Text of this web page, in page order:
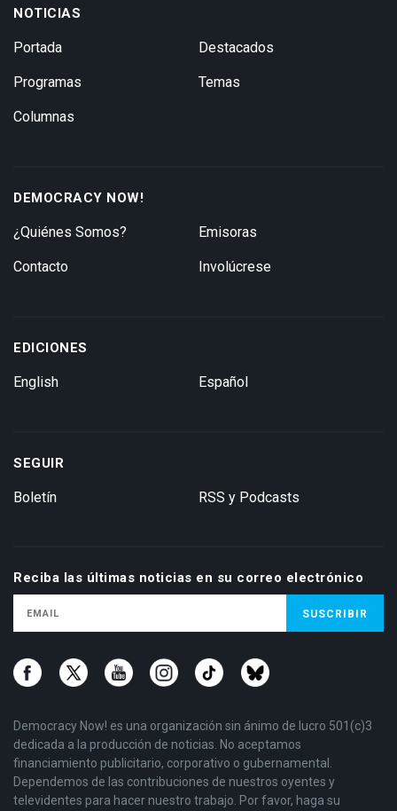
NOTICIAS
Portada
Programas
Columnas
Destacados
Temas
DEMOCRACY NOW!
¿Quiénes Somos?
Contacto
Emisoras
Involúcrese
EDICIONES
English Español
SEGUIR
Boletín RSS y Podcasts
Reciba las últimas noticias en su correo electrónico
Democracy Now! es una organización sin ánimo de lucro 501(c)3
dedicada a la producción de noticias. No aceptamos
financiamiento publicitario, corporativo o gubernamental.
Dependemos de las contribuciones de nuestros oyentes y
televidentes para hacer nuestro trabajo. Por favor, haga su